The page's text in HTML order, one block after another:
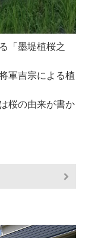
「墨堤植桜之
軍吉宗による植
桜の由来が書か